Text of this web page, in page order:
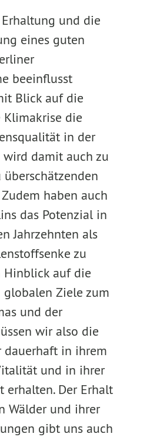
und die
eines guten
beeinflusst
Blick auf die
die
in der
damit auch zu
haben auch
das Potenzial in
Jahrzehnten als
zu
Hinblick auf die
Ziele zum
und der
wir also die
dauerhaft in ihrem
und in ihrer
erhalten. Der Erhalt
Wälder und ihrer
gibt uns auch